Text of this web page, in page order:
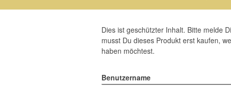
Dies ist geschützter Inhalt. Bitte melde
musst Du dieses Produkt erst kaufen,
haben möchtest.
Benutzername